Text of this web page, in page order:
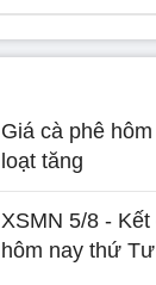
Giá cà phê
loạt tăng
XSMN 5/8 - Kết
hôm nay thứ